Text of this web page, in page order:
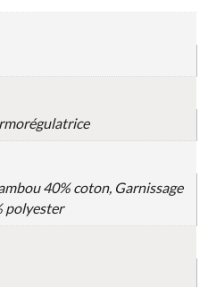
40% coton, Garnissage
polyester